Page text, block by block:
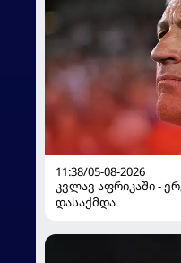
11:38/05-08-2026
კვლავ აფრიკაში -
დასაქმდა